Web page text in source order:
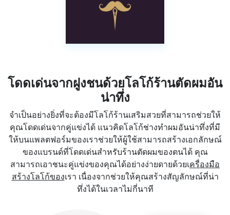
โดดเด่นจากฝูงชนด้วยโลโก้ร้านตัดผมอัน
น่าทึ่ง
จำเป็นอย่างยิ่งที่จะต้องมีโลโก้ร้านเสริมสวยที่สามารถช่วยให้
คุณโดดเด่นจากคู่แข่งได้ แนวคิดโลโก้ช่างทำผมอันน่าทึ่งที่มี
ให้บนแพลตฟอร์มของเราช่วยให้ผู้ใช้สามารถสร้างเอกลักษณ์
ของแบรนด์ที่โดดเด่นสำหรับร้านตัดผมของตนได้ คุณ
สามารถเอาชนะคู่แข่งของคุณได้อย่างง่ายดายด้วยเครื่องมือ
สร้างโลโก้ของเรา เนื่องจากช่วยให้คุณสร้างสัญลักษณ์ที่น่า
ทึ่งได้ในเวลาไม่กี่นาที